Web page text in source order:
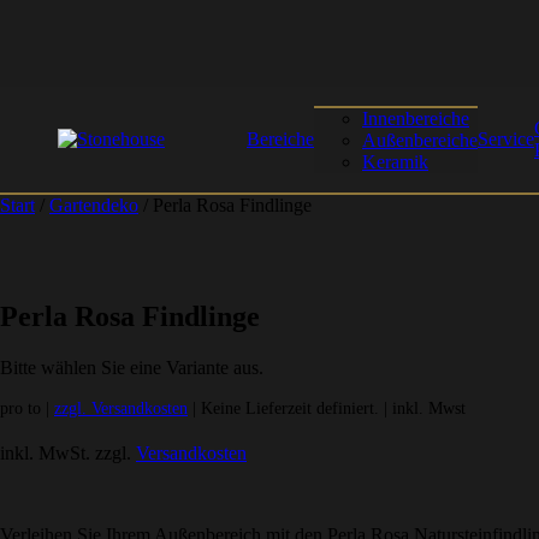
Bereiche
Innenbereiche
Außenbereiche
Keramik
Service
Start Gartendeko / Perla Rosa Findlinge
Perla Rosa Findlinge
Bitte wählen Sie eine Variante aus.
pro to | zzgl. Versandkosten | Keine Lieferzeit definiert. | inkl. Mwst
inkl. MwSt. zzgl. Versandkosten
Verleihen Sie Ihrem Außenbereich mit den Perla Rosa